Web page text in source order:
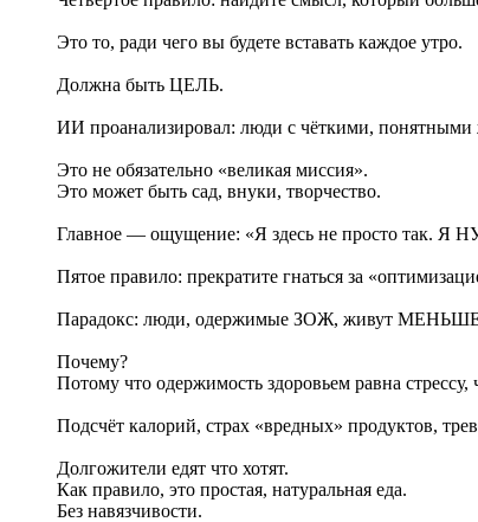
Это то, ради чего вы будете вставать каждое утро.
Должна быть ЦЕЛЬ.
ИИ проанализировал: люди с чёткими,
Это не обязательно «великая миссия».
Это может быть сад, внуки, творчество.
Главное — ощущение: «Я здесь не просто так. Я
Пятое правило: прекратите гнаться за
Парадокс: люди, одержимые ЗОЖ, живут МЕНЬШЕ,
Почему?
Потому что одержимость здоровьем равна стрессу,
Подсчёт калорий, страх «вредных» продуктов,
Долгожители едят что хотят.
Как правило, это простая, натуральная еда.
Без навязчивости.